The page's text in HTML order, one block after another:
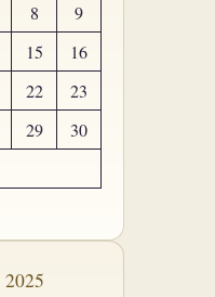
8
9
15
16
22
23
29
30
2025